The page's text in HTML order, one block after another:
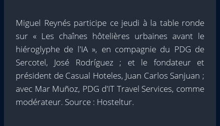
Miguel Reynés participe ce jeudi à la table ronde
sur « Les chaînes hôtelières urbaines avant le
hiéroglyphe de l'IA », en compagnie du PDG de
Sercotel, José Rodríguez ; et le fondateur et
président de Casual Hoteles, Juan Carlos Sanjuan ;
avec Mar Muñoz, PDG d'IT Travel Services, comme
modérateur. Source : Hosteltur.